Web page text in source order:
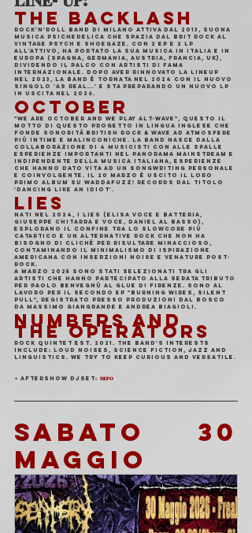
THE BACKLASH
Rock'n'roll band di Milano attiva dal 2013, suona
musica psichedelica che spazia dal brit rock al
vintage psych e shoegaze. Con 2 EP e 2 LP
all'attivo, ha portato la sua musica in Italia e in
Europa (Spagna, Germania, Austria, Francia, UK),
dividendo il palco con artisti di fama
internazionale. Dopo aver rinnovato la lineup
nel 2023, la band è tornata nel 2024 con il nuovo
singolo 'As Real...' e sta preparando un nuovo LP
in uscita nel 2026.
OCTOBER
"We are October and we play Alt-Wave", questo il
motto di questo progetto in lingua inglese che
fonde sonorità British rock & wave ad atmosfere
più intime e malinconiche. La band nasce dalla
collaborazione di 4 musicisti con alle spalle
esperienze importanti nel panorama mainstream e
indipendente della musica italiana, esperienze
che hanno dato vita ad un songwriting personale
e coinvolgente. Il 20 marzo è uscito il loro
primo Album su Waddafuzz! Records dal titolo
'Dancing like an Idiot'.
LIES
Nati nel 2024, i Lies (Elisa voce e batteria,
Giuseppe chitarra e voce, Daniel al basso),
esplorano il confine tra lo slowcore più
catartico e un alternative rock che non ha
bisogno di cliché per risultare minaccioso,
contaminando il minimalismo di ispirazione
americana con inserzioni noise e venature post-
rock.
A marzo 2025 sono stati selezionati tra gli
artisti che hanno partecipato alla serata tributo
per Paolo Benvegnù al Glue di Firenze. Sono al
lavoro per il secondo EP "Burning Wires, Silent
Pull", registrato presso Produzioni dal Bosco
da Massimo Giangrande e Andrea Biagioli.
NUMBERS AND
THE OPERATORS
Rock quintet est. 2021. The band's interests
include: loud noises, science fiction, jazz and
linguistics. We try to keep curious and versatile.
✶ AFTERSHOW DJSET: 𝐃𝐄𝐏𝐎
SABATO 30
MAGGIO